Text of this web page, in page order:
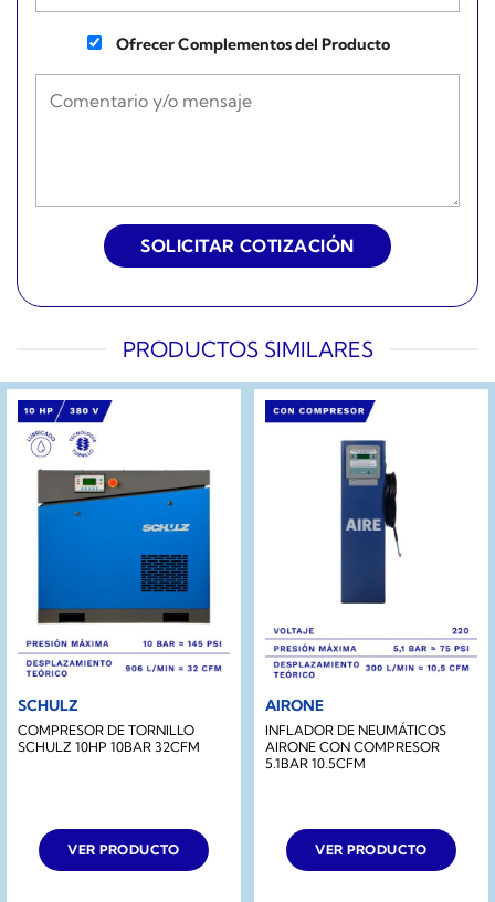
Ofrecer Complementos del Producto
PRODUCTOS SIMILARES
SCHULZ
COMPRESOR DE TORNILLO
SCHULZ 10HP 10BAR 32CFM
VER PRODUCTO
AIRONE
INFLADOR DE NEUMÁTICOS
AIRONE CON COMPRESOR
5.1BAR 10.5CFM
VER PRODUCTO